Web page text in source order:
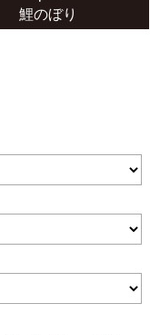
鯉のぼり